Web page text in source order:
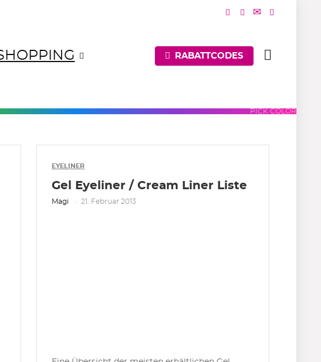
RABATTCODES
PICK COLOR
BLUESPURPLES
PINKS
EYELINER
Gel Eyeliner / Cream Liner Liste
Magi 21. Februar 2013